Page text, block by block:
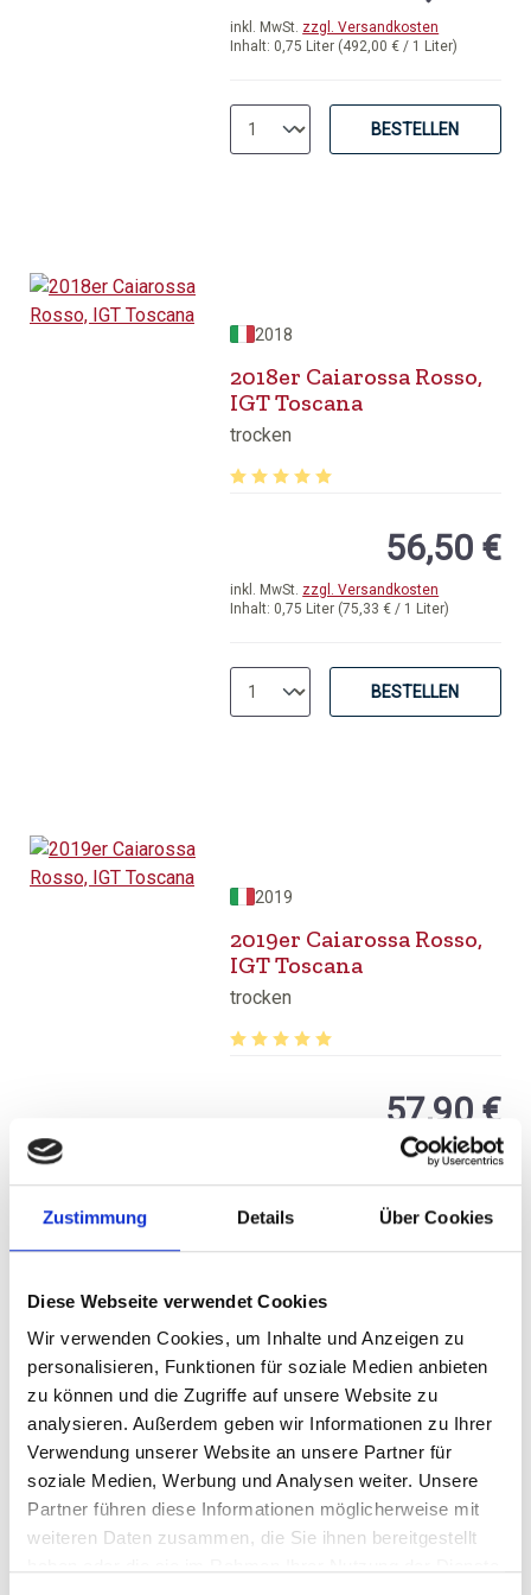
Zustimmung Details Über Cookies
Diese Webseite verwendet Cookies
Wir verwenden Cookies, um Inhalte und Anzeigen zu
personalisieren, Funktionen für soziale Medien anbieten
zu können und die Zugriffe auf unsere Website zu
analysieren. Außerdem geben wir Informationen zu Ihrer
Verwendung unserer Website an unsere Partner für
soziale Medien, Werbung und Analysen weiter. Unsere
Partner führen diese Informationen möglicherweise mit
weiteren Daten zusammen, die Sie ihnen bereitgestellt
Inhalt: 0,75 Liter (492,00 € / 1 Liter)
inkl. MwSt. zzgl. Versandkosten
BESTELLEN
2018
2018er Caiarossa Rosso,
IGT Toscana
trocken
Inhalt: 0,75 Liter (75,33 € / 1 Liter)
inkl. MwSt. zzgl. Versandkosten
56,50 €
BESTELLEN
2019
2019er Caiarossa Rosso,
IGT Toscana
trocken
(77,20 € / 1 Liter)
zzgl. Versandkosten
57,90 €
BESTELLEN
2021
Frescobaldi, Tenuta
Perano Chianti Classico,
DOCG, Toscana